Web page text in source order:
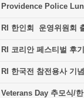
Providence Police
RI 한인회 운영위원회
RI 코리안 페스티벌 후기
RI 한국전 참전용사 기
Veterans Day 추모식/